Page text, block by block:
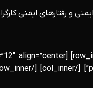
و رفتارهای ایمنی